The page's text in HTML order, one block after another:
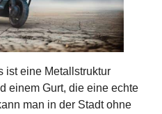
ist eine Metallstruktur
einem Gurt, die eine echte
man in der Stadt ohne